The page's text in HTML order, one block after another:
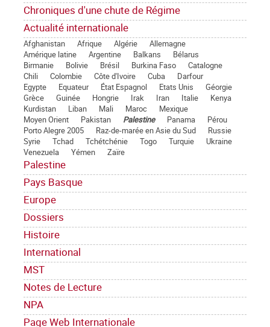
Chroniques d'une chute de Régime
Actualité internationale
Afghanistan Afrique Algérie
Allemagne
Amérique latine
Argentine Balkans
Bélarus
Birmanie
Bolivie Brésil Burkina Faso
Catalogne
Chili
Colombie Côte d'Ivoire Cuba
Darfour
Egypte
Equateur État Espagnol Etats Unis
Géorgie
Grèce
Guinée Hongrie Irak Iran Italie
Kenya
Kurdistan
Liban Mali Maroc
Mexique
Moyen Orient
Pakistan Palestine Panama
Pérou
Porto Alegre 2005
Raz-de-marée en Asie du Sud
Russie
Syrie
Tchad Tchétchénie Togo Turquie
Ukraine
Venezuela
Yémen Zaïre
Palestine
Pays Basque
Europe
Dossiers
Histoire
International
MST
Notes de Lecture
NPA
Page Web Internationale